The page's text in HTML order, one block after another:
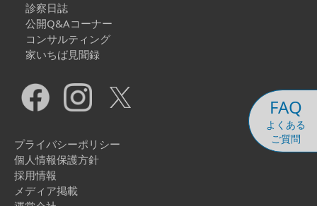
FAQ
よくある
ご質問
診察日誌
公開Q&Aコーナー
コンサルティング
家いちば見聞録
プライバシーポリシー
個人情報保護方針
採用情報
メディア掲載